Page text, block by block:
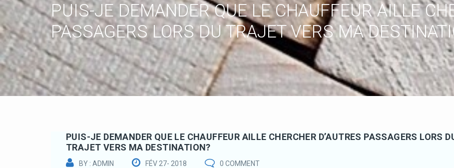
PUIS-JE DEMANDER QUE LE CHAUFFEUR AILLE
PASSAGERS LORS DU TRAJET VERS MA
PUIS-JE DEMANDER QUE LE CHAUFFEUR AILLE CHERCHER D’AUTRES PASSAGERS LORS
TRAJET VERS MA DESTINATION?
BY : ADMIN FÉV 27- 2018 0 COMMENT